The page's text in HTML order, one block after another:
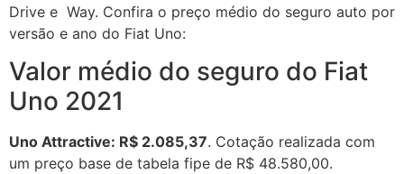
Drive e Way. Confira o preço médio do seguro auto por
versão e ano do Fiat Uno:
Valor médio do seguro do Fiat
Uno 2021
Uno Attractive: R$ 2.085,37. Cotação realizada com
um preço base de tabela fipe de R$ 48.580,00.